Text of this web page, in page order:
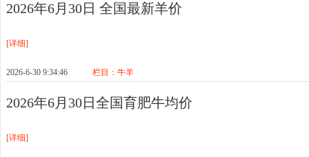
2026年6月30日 全国最新羊价
[详细]
2026-6-30 9:34:46 栏目： 牛羊
2026年6月30日全国育肥牛均价
[详细]